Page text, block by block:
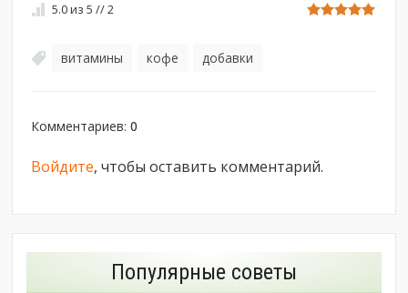
5.0из5 //2
витамины кофе добавки
Комментариев:0
Войдите, чтобы оставить комментарий.
Популярные советы